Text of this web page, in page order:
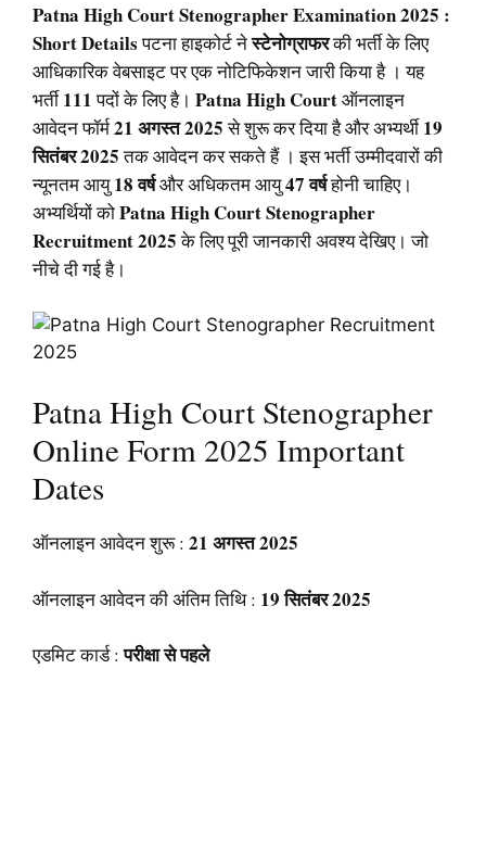
Patna High Court Stenographer Examination 2025 :
Short Detailsपटना हाइकोर्ट नेस्टेनोग्राफरकी भर्ती के लिए
आधिकारिक वेबसाइट पर एक नोटिफिकेशन जारी किया है । यह
भर्ती111पदों के लिए है। Patna High Courtऑनलाइन
आवेदन फॉर्म21 अगस्त 2025से शुरू कर दिया है और अभ्यर्थी19
सितंबर 2025तक आवेदन कर सकते हैं । इस भर्ती उम्मीदवारों की
न्यूनतम आयु18 वर्षऔर अधिकतम आयु47 वर्षहोनी चाहिए।
अभ्यर्थियों कोPatna High Court Stenographer
Recruitment 2025के लिए पूरी जानकारी अवश्य देखिए। जो
नीचे दी गई है।
Patna High Court Stenographer
Online Form 2025 Important
Dates
ऑनलाइन आवेदन शुरू : 21 अगस्त 2025
ऑनलाइन आवेदन की अंतिम तिथि : 19 सितंबर 2025
एडमिट कार्ड :परीक्षा से पहले